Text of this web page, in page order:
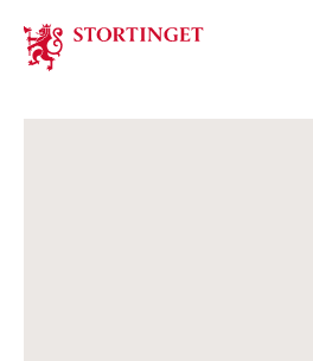
Stortinget.no